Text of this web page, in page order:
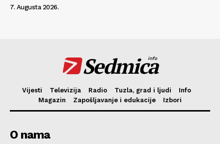
7. Augusta 2026.
Sedmica
info
Vijesti Televizija Radio Tuzla, grad i ljudi
Info
Magazin
Zapošljavanje i edukacije Izbori
O nama